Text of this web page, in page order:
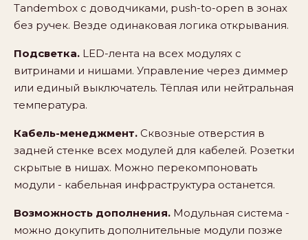
Tandembox с доводчиками, push-to-open в зонах
без ручек. Везде одинаковая логика открывания.
Подсветка. LED-лента на всех модулях с
витринами и нишами. Управление через диммер
или единый выключатель. Тёплая или нейтральная
температура.
Кабель-менеджмент. Сквозные отверстия в
задней стенке всех модулей для кабелей. Розетки
скрытые в нишах. Можно перекомпоновать
модули - кабельная инфраструктура останется.
Возможность дополнения. Модульная система -
можно докупить дополнительные модули позже